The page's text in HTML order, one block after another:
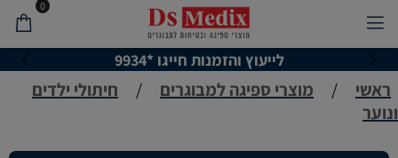
לייעוץ והזמנות חייגו *9934
0
ראשי / מוצרי ספיגה למבוגרים /
חיתולי ילדים
ונוער